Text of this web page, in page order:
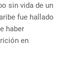
sin vida de un
fue hallado
haber
en